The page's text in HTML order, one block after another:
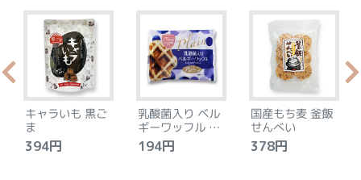
キャラいも 黒ご
ま
394円
乳酸菌入り ベル
ギーワッフル プ
レーン
194円
国産もち麦 釜飯
せんべい
378円